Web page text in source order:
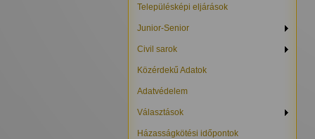
Településképi eljárások
Junior-Senior
Civil sarok
Közérdekű Adatok
Adatvédelem
Választások
Házasságkötési időpontok